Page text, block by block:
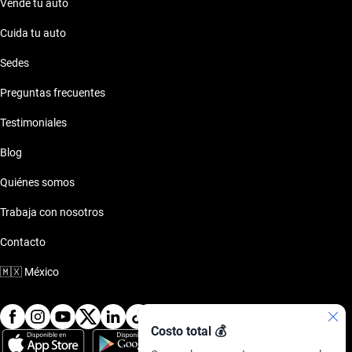
Costo total 💰
Vende tu auto
Cuida tu auto
Sedes
Preguntas frecuentes
Testimoniales
Blog
Quiénes somos
Trabaja con nosotros
Contacto
🇲🇽 México